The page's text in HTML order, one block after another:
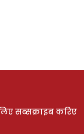
सब्सक्राइब करिए